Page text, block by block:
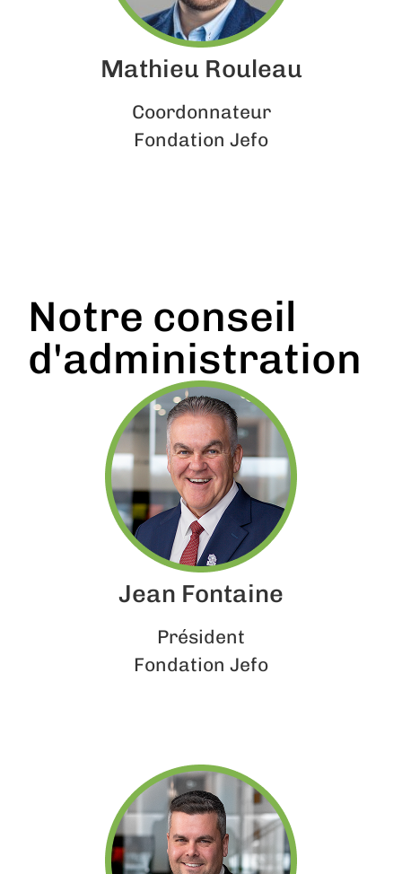
Mathieu Rouleau
Coordonnateur
Fondation Jefo
Notre conseil
d'administration
Jean Fontaine
Président
Fondation Jefo